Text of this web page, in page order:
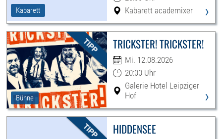
Kabarett
Kabarett academixer
›
Bühne
TRICKSTER! TRICKSTER!
Mi. 12.08.2026
20:00 Uhr
Galerie Hotel Leipziger
Hof
›
HIDDENSEE